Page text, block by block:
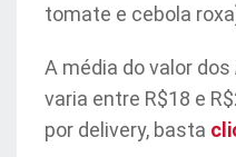
tomate e cebola
A média do valor dos
varia entre R$18 e
por delivery, basta